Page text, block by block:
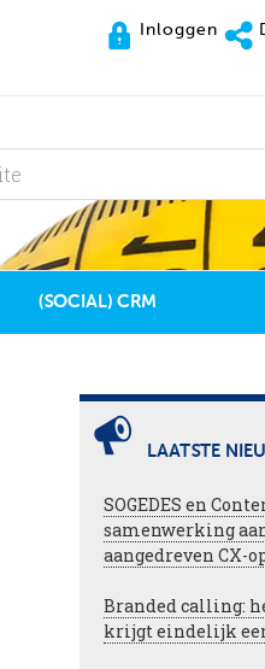
Inloggen
(SOCIAL) CRM
LAATSTE
SOGEDES en
samenwerking
aangedreven CX-
Branded calling:
krijgt eindelijk